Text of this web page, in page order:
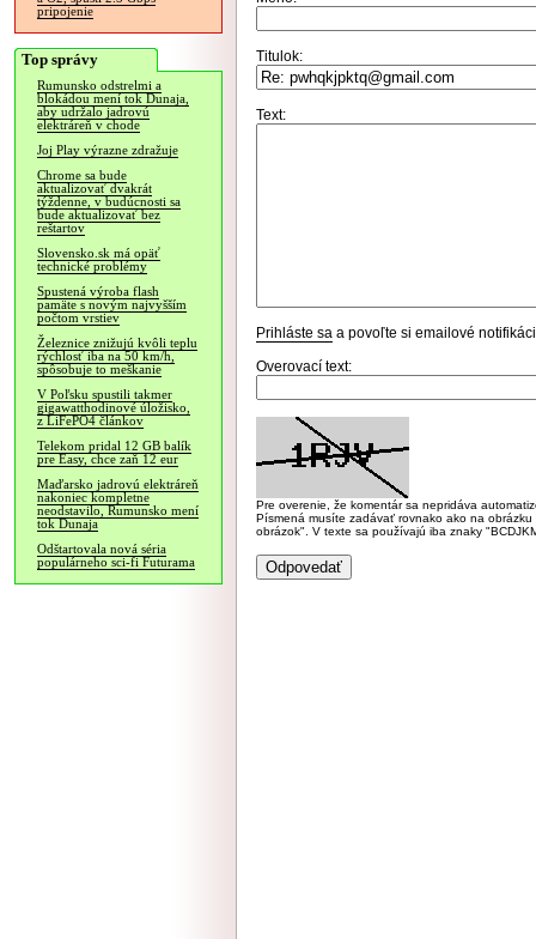
pripojenie
Top správy
Rumunsko odstrelmi a
blokádou mení tok Dunaja,
aby udržalo jadrovú
elektráreň v chode
Joj Play výrazne zdražuje
Chrome sa bude
aktualizovať dvakrát
týždenne, v budúcnosti sa
bude aktualizovať bez
reštartov
Slovensko.sk má opäť
technické problémy
Spustená výroba flash
pamäte s novým najvyšším
počtom vrstiev
Železnice znižujú kvôli teplu
rýchlosť iba na 50 km/h,
spôsobuje to meškanie
V Poľsku spustili takmer
gigawatthodinové úložisko,
z LiFePO4 článkov
Telekom pridal 12 GB balík
pre Easy, chce zaň 12 eur
Maďarsko jadrovú elektráreň
nakoniec kompletne
neodstavilo, Rumunsko mení
tok Dunaja
Odštartovala nová séria
populárneho sci-fi Futurama
Titulok:
Text:
Prihláste sa a povoľte si emailové
Overovací text:
Pre overenie, že komentár sa nepridáva
Písmená musíte zadávať rovnako ako na
obrázok". V texte sa používajú iba znaky